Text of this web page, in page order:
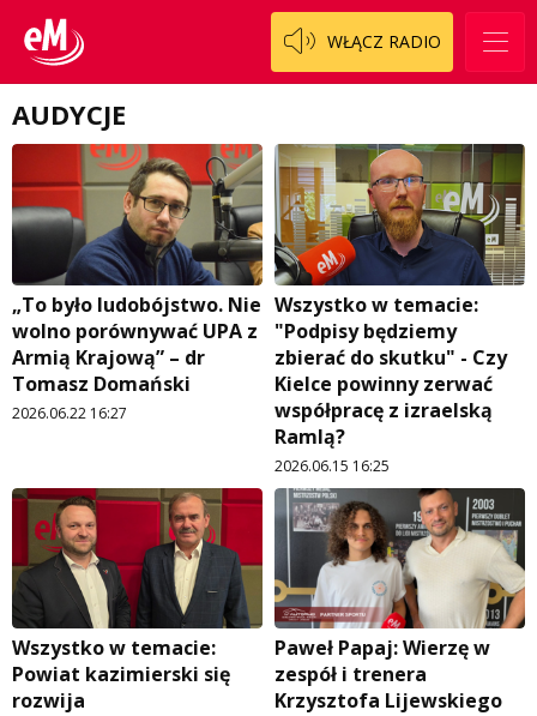
WŁĄCZ RADIO
AUDYCJE
„To było ludobójstwo. Nie
wolno porównywać UPA z
Armią Krajową” – dr
Tomasz Domański
2026.06.22 16:27
Wszystko w temacie:
"Podpisy będziemy
zbierać do skutku" - Czy
Kielce powinny zerwać
współpracę z izraelską
Ramlą?
2026.06.15 16:25
Wszystko w temacie:
Powiat kazimierski się
rozwija
Paweł Papaj: Wierzę w
zespół i trenera
Krzysztofa Lijewskiego